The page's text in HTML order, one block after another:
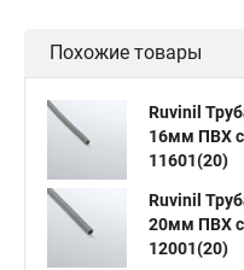
Похожие товары
Ruvinil
16мм ПВХ с
11601(20)
Ruvinil
20мм ПВХ с
12001(20)